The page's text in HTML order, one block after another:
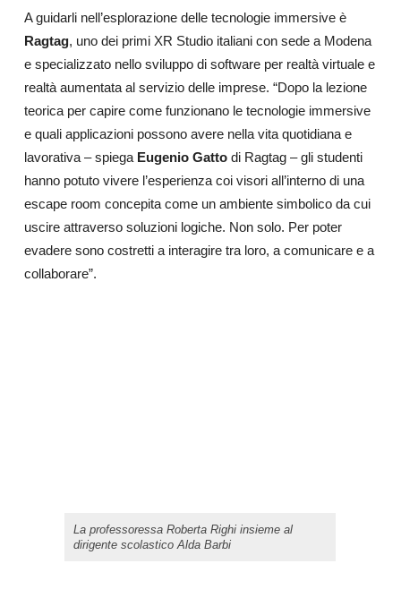
A guidarli nell’esplorazione delle tecnologie immersive è
Ragtag, uno dei primi XR Studio italiani con sede a Modena
e specializzato nello sviluppo di software per realtà virtuale e
realtà aumentata al servizio delle imprese. “Dopo la lezione
teorica per capire come funzionano le tecnologie immersive
e quali applicazioni possono avere nella vita quotidiana e
lavorativa – spiega Eugenio Gattodi Ragtag – gli studenti
hanno potuto vivere l’esperienza coi visori all’interno di una
escape room concepita come un ambiente simbolico da cui
uscire attraverso soluzioni logiche. Non solo. Per poter
evadere sono costretti a interagire tra loro, a comunicare e a
collaborare”.
La professoressa Roberta Righi insieme al
dirigente scolastico Alda Barbi